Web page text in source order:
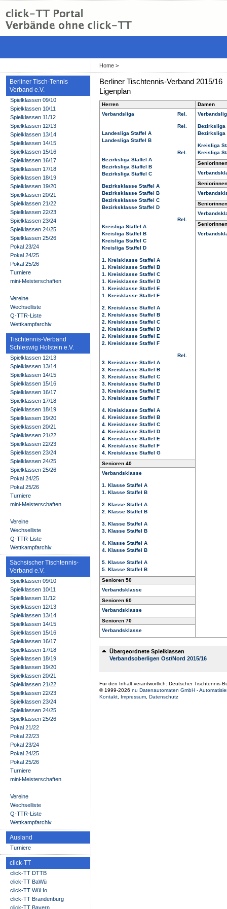
Home >
Berliner Tisch-Tennis
Verband e.V.
Spielklassen 09/10
Spielklassen 10/11
Spielklassen 11/12
Spielklassen 12/13
Spielklassen 13/14
Spielklassen 14/15
Spielklassen 15/16
Spielklassen 16/17
Spielklassen 17/18
Spielklassen 18/19
Spielklassen 19/20
Spielklassen 20/21
Spielklassen 21/22
Spielklassen 22/23
Spielklassen 23/24
Spielklassen 24/25
Spielklassen 25/26
Pokal 23/24
Pokal 24/25
Pokal 25/26
Turniere
mini-Meisterschaften
Vereine
Wechselliste
Q-TTR-Liste
Wettkampfarchiv
Tischtennis-Verband
Schleswig Holstein e.V.
Spielklassen 12/13
Spielklassen 13/14
Spielklassen 14/15
Spielklassen 15/16
Spielklassen 16/17
Spielklassen 17/18
Spielklassen 18/19
Spielklassen 19/20
Spielklassen 20/21
Spielklassen 21/22
Spielklassen 22/23
Spielklassen 23/24
Spielklassen 24/25
Spielklassen 25/26
Pokal 24/25
Pokal 25/26
Turniere
mini-Meisterschaften
Vereine
Wechselliste
Q-TTR-Liste
Wettkampfarchiv
Sächsischer Tischtennis-
Verband e.V.
Spielklassen 09/10
Spielklassen 10/11
Spielklassen 11/12
Spielklassen 12/13
Spielklassen 13/14
Spielklassen 14/15
Spielklassen 15/16
Spielklassen 16/17
Spielklassen 17/18
Spielklassen 18/19
Spielklassen 19/20
Spielklassen 20/21
Spielklassen 21/22
Spielklassen 22/23
Spielklassen 23/24
Spielklassen 24/25
Spielklassen 25/26
Pokal 21/22
Pokal 22/23
Pokal 23/24
Pokal 24/25
Pokal 25/26
Turniere
mini-Meisterschaften
Vereine
Wechselliste
Q-TTR-Liste
Wettkampfarchiv
Ausland
Turniere
click-TT
click-TT DTTB
click-TT BaWü
click-TT WüHo
click-TT Brandenburg
click-TT Bayern
Berliner Tischtennis-Verband 2015/16
Ligenplan
Herren
Verbandsliga
Rel.
Rel.
Landesliga Staffel A
Landesliga Staffel B
Rel.
Bezirksliga Staffel A
Bezirksliga Staffel B
Bezirksliga Staffel C
Bezirksklasse Staffel A
Bezirksklasse Staffel B
Bezirksklasse Staffel C
Bezirksklasse Staffel D
Rel.
Kreisliga Staffel A
Kreisliga Staffel B
Kreisliga Staffel C
Kreisliga Staffel D
1. Kreisklasse Staffel A
1. Kreisklasse Staffel B
1. Kreisklasse Staffel C
1. Kreisklasse Staffel D
1. Kreisklasse Staffel E
1. Kreisklasse Staffel F
2. Kreisklasse Staffel A
2. Kreisklasse Staffel B
2. Kreisklasse Staffel C
2. Kreisklasse Staffel D
2. Kreisklasse Staffel E
2. Kreisklasse Staffel F
Rel.
3. Kreisklasse Staffel A
3. Kreisklasse Staffel B
3. Kreisklasse Staffel C
3. Kreisklasse Staffel D
3. Kreisklasse Staffel E
3. Kreisklasse Staffel F
4. Kreisklasse Staffel A
4. Kreisklasse Staffel B
4. Kreisklasse Staffel C
4. Kreisklasse Staffel D
4. Kreisklasse Staffel E
4. Kreisklasse Staffel F
4. Kreisklasse Staffel G
Senioren 40
Verbandsklasse
1. Klasse Staffel A
1. Klasse Staffel B
2. Klasse Staffel A
2. Klasse Staffel B
3. Klasse Staffel A
3. Klasse Staffel B
4. Klasse Staffel A
4. Klasse Staffel B
5. Klasse Staffel A
5. Klasse Staffel B
Senioren 50
Verbandsklasse
Senioren 60
Verbandsklasse
Senioren 70
Verbandsklasse
Damen
Bezirksliga
Bezirksliga
Kreisliga
Kreisliga
Übergeordnete Spielklassen
Verbandsoberligen Ost/Nord 2015/16
Für den Inhalt verantwortlich: Deutscher Tischtennis-
© 1999-2026 nu Datenautomaten GmbH -
Kontakt
Impressum Datenschutz